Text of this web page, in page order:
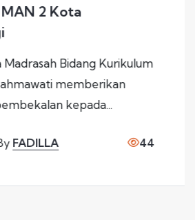
Yuli Zarnita
rapat evaluasi